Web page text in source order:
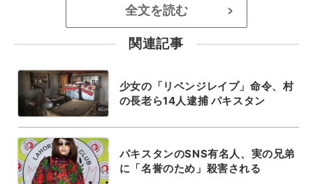
全文を読む >
関連記事
少女の「リベンジレイプ」命令、村
の長老ら14人逮捕 パキスタン
パキスタンのSNS有名人、実の兄弟
に「名誉のため」殺害される